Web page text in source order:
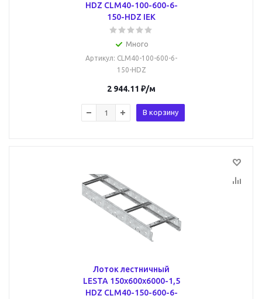
HDZ CLM40-100-600-6-
150-HDZ IEK
Много
Артикул: CLM40-100-600-6-
150-HDZ
2 944.11 ₽/м
В корзину
Лоток лестничный
LESTA 150х600х6000-1,5
HDZ CLM40-150-600-6-